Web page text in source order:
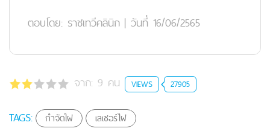
ตอบโดย: ราชเทวีคลินิก | วันที่ 16/06/2565
จาก: 9 คน VIEWS 27905
TAGS: กำจัดไฝ เลเซอร์ไฝ